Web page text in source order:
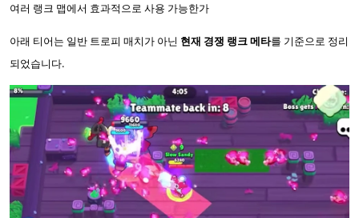
여러 랭크 맵에서 효과적으로 사용 가능한가
아래 티어는 일반 트로피 매치가 아닌 현재 경쟁 랭크 메타를 기준으로 정리
되었습니다.